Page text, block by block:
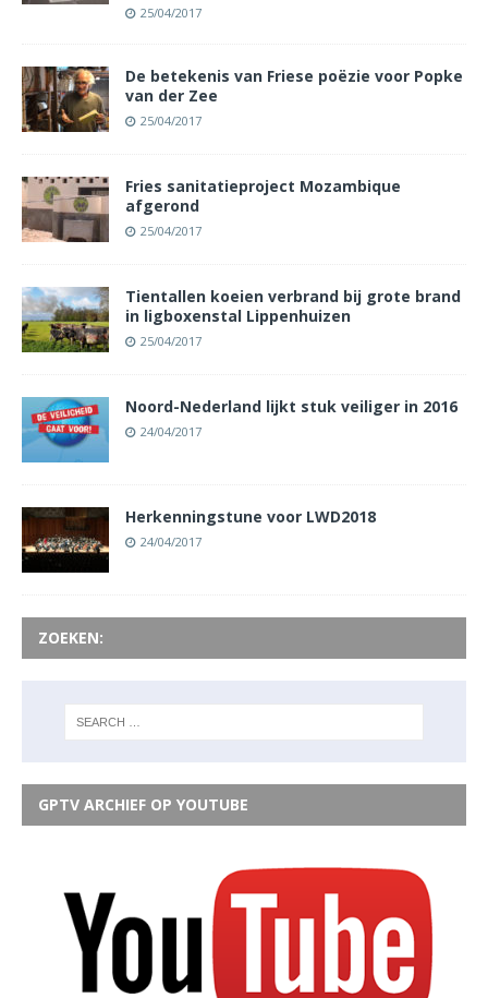
25/04/2017
De betekenis van Friese poëzie voor Popke
van der Zee
25/04/2017
Fries sanitatieproject Mozambique
afgerond
25/04/2017
Tientallen koeien verbrand bij grote brand
in ligboxenstal Lippenhuizen
25/04/2017
Noord-Nederland lijkt stuk veiliger in 2016
24/04/2017
Herkenningstune voor LWD2018
24/04/2017
ZOEKEN:
GPTV ARCHIEF OP YOUTUBE